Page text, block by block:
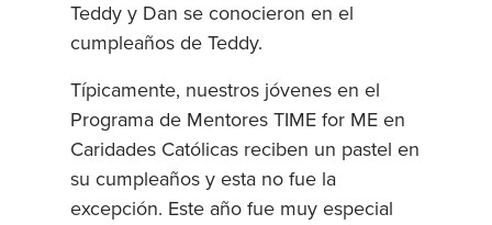
Teddy y Dan se conocieron en el
cumpleaños de Teddy.
Típicamente, nuestros jóvenes en el
Programa de Mentores TIME for ME en
Caridades Católicas reciben un pastel en
su cumpleaños y esta no fue la
excepción. Este año fue muy especial